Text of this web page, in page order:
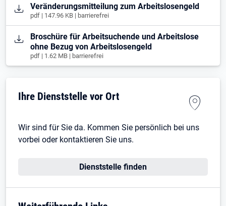
Öffnet in neuem Tab
Veränderungsmitteilung zum Arbeitslosengeld
pdf | 147.96 KB | barrierefrei
Öffnet in neuem Tab
Broschüre für Arbeitsuchende und Arbeitslose
ohne Bezug von Arbeitslosengeld
pdf | 1.62 MB | barrierefrei
Ihre Dienststelle vor Ort
Wir sind für Sie da. Kommen Sie persönlich bei uns
vorbei oder kontaktieren Sie uns.
Dienststelle finden